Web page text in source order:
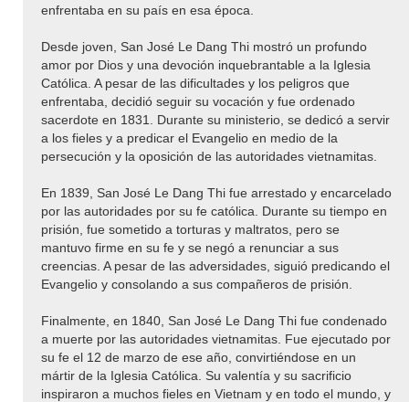
enfrentaba en su país en esa época.
Desde joven, San José Le Dang Thi mostró un profundo
amor por Dios y una devoción inquebrantable a la Iglesia
Católica. A pesar de las dificultades y los peligros que
enfrentaba, decidió seguir su vocación y fue ordenado
sacerdote en 1831. Durante su ministerio, se dedicó a servir
a los fieles y a predicar el Evangelio en medio de la
persecución y la oposición de las autoridades vietnamitas.
En 1839, San José Le Dang Thi fue arrestado y encarcelado
por las autoridades por su fe católica. Durante su tiempo en
prisión, fue sometido a torturas y maltratos, pero se
mantuvo firme en su fe y se negó a renunciar a sus
creencias. A pesar de las adversidades, siguió predicando el
Evangelio y consolando a sus compañeros de prisión.
Finalmente, en 1840, San José Le Dang Thi fue condenado
a muerte por las autoridades vietnamitas. Fue ejecutado por
su fe el 12 de marzo de ese año, convirtiéndose en un
mártir de la Iglesia Católica. Su valentía y su sacrificio
inspiraron a muchos fieles en Vietnam y en todo el mundo, y